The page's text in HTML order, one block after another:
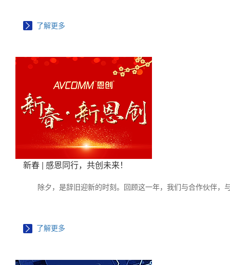
了解更多
新春 | 感恩同行，共创未来！
除夕，是辞旧迎新的时刻。回顾这一年，我们与合作伙伴，
了解更多